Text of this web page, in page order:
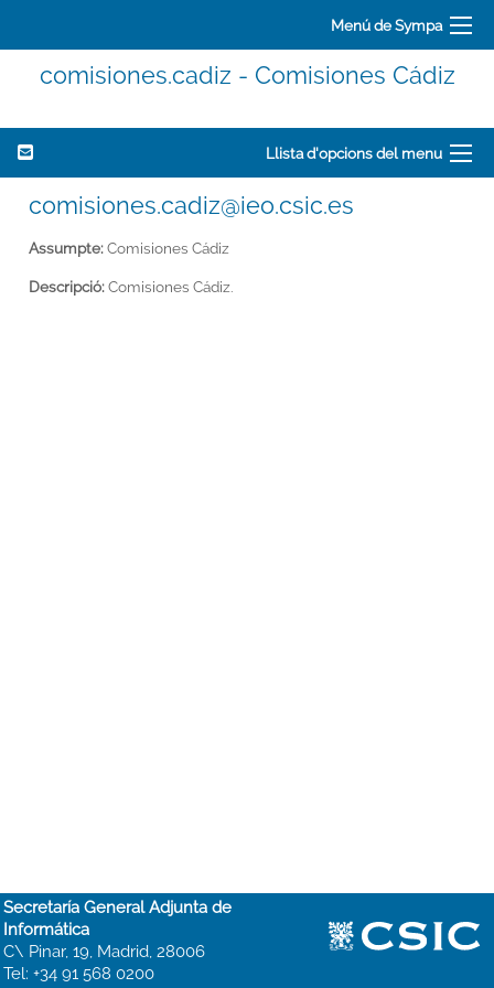
Menú de Sympa
comisiones.cadiz - Comisiones Cádiz
Llista d'opcions del menu
comisiones.cadiz@ieo.csic.es
Assumpte:Comisiones Cádiz
Descripció:Comisiones Cádiz.
Secretaría General Adjunta de
Informática
C\ Pinar, 19, Madrid, 28006
Tel: +34 91 568 0200